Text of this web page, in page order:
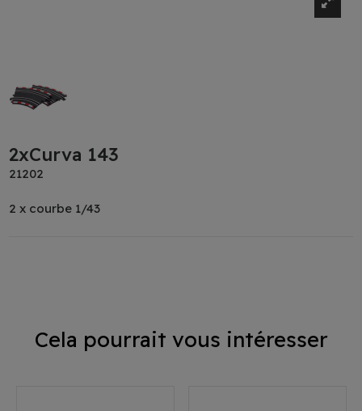
2xCurva 143
21202
2 x courbe 1/43
Cela pourrait vous intéresser